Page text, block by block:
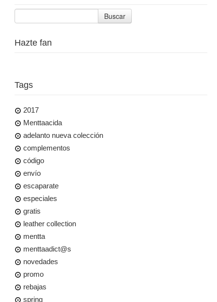
Buscar
Hazte fan
Tags
2017
Menttaacida
adelanto nueva colección
complementos
código
envío
escaparate
especiales
gratis
leather collection
mentta
menttaadict@s
novedades
promo
rebajas
spring